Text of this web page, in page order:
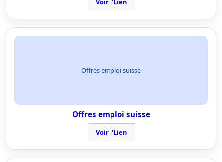
Voir l'Lien
Offres emploi suisse
Offres emploi suisse
Voir l'Lien